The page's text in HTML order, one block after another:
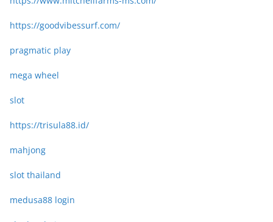
https://goodvibessurf.com/
pragmatic play
mega wheel
slot
https://trisula88.id/
mahjong
slot thailand
medusa88 login